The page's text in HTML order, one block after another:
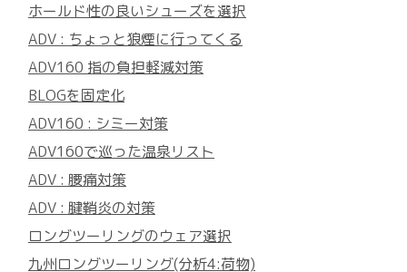
ホールド性の良いシューズを選択
ADV : ちょっと狼煙に行ってくる
ADV160 指の負担軽減対策
BLOGを固定化
ADV160 : シミー対策
ADV160で巡った温泉リスト
ADV : 腰痛対策
ADV : 腱鞘炎の対策
ロングツーリングのウェア選択
九州ロングツーリング(分析4:荷物)